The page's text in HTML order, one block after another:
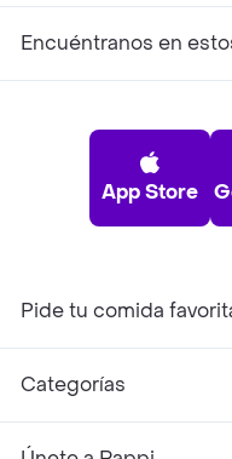
Encuéntranos en
App Store
Pide tu comida
Categorías